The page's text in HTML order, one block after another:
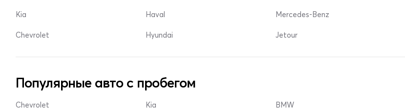
Kia
Chevrolet
Haval
Hyundai
Mercedes-Benz
Jetour
Популярные авто с пробегом
Chevrolet Kia BMW